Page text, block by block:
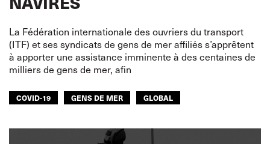
La Fédération internationale des ouvriers du transport
(ITF) et ses syndicats de gens de mer affiliés s’apprêtent
à apporter une assistance imminente à des centaines de
milliers de gens de mer, afin
COVID-19 GENS DE MER GLOBAL